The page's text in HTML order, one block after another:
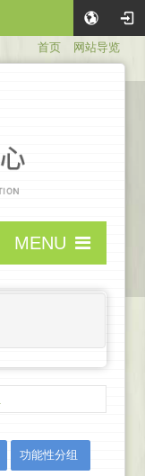
首页 网站导览
MENU
功能性分组